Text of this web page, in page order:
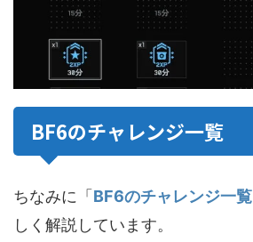
BF6のチャレンジ一覧
ちなみに「BF6のチャレンジ一覧
しく解説しています。